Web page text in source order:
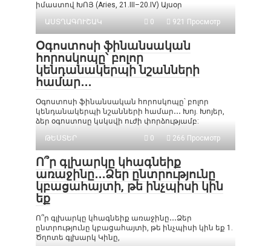
իմաստով ԽՈՅ (Aries, 21.III–20.IV) Այսօր
ԱՍՏՂԱԳՈՒՇԱԿ
0 921 Просмотр
Օգոստոսի ֆինանսական
հորոսկոպը՝ բոլոր
կենդանակերպի նշանների
համար․․․
Օգոստոսի ֆինանսական հորոսկոպը՝ բոլոր
կենդանակերպի նշանների համար․․․ Խոյ. Խոյեր,
ձեր օգոստոսը կսկսվի ուժի փորձությամբ:
ԹԵՍՏԵՐ
0 266 Просмотр
Ո՞ր գլխարկը կհագնեիք
առաջինը․․․Ձեր ընտրությունը
կբացահայտի, թե ինչպիսի կին
եք
Ո՞ր գլխարկը կհագնեիք առաջինը․․․Ձեր
ընտրությունը կբացահայտի, թե ինչպիսի կին եք 1.
Ծղոտե գլխարկ Կինը,